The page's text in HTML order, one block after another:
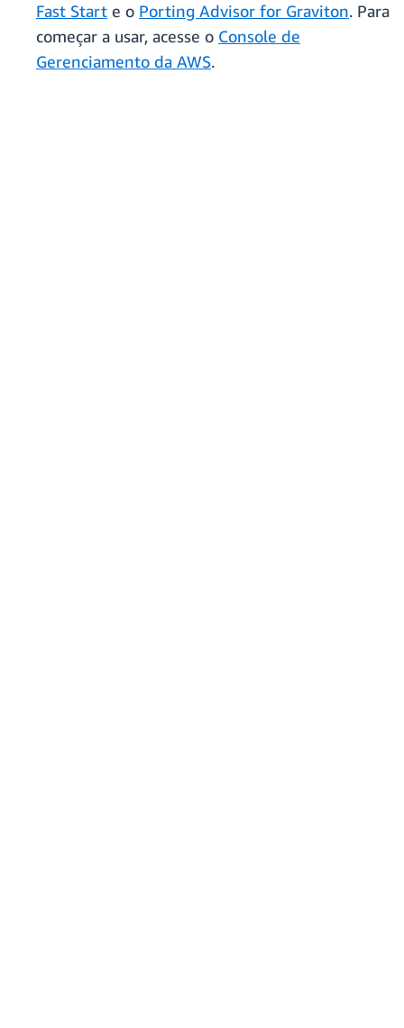
Fast Start e o Porting Advisor for Graviton. Para
começar a usar, acesse o Console de
Gerenciamento da AWS.